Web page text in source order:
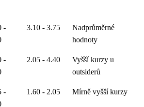
-
3.10 - 3.75
Nadprůměrné
hodnoty
-
2.05 - 4.40
Vyšší kurzy u
outsiderů
-
1.60 - 2.05 Mírně vyšší kurzy